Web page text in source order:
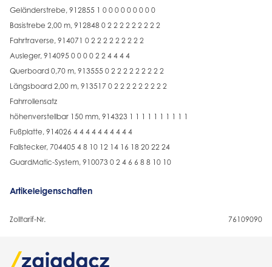
Geländerstrebe, 912855 1 0 0 0 0 0 0 0 0 0
Basistrebe 2,00 m, 912848 0 2 2 2 2 2 2 2 2 2
Fahrtraverse, 914071 0 2 2 2 2 2 2 2 2 2
Ausleger, 914095 0 0 0 0 2 2 4 4 4 4
Querboard 0,70 m, 913555 0 2 2 2 2 2 2 2 2 2
Längsboard 2,00 m, 913517 0 2 2 2 2 2 2 2 2 2
Fahrrollensatz
höhenverstellbar 150 mm, 914323 1 1 1 1 1 1 1 1 1 1
Fußplatte, 914026 4 4 4 4 4 4 4 4 4 4
Fallstecker, 704405 4 8 10 12 14 16 18 20 22 24
GuardMatic-System, 910073 0 2 4 6 6 8 8 10 10
Artikeleigenschaften
Zolltarif-Nr. 76109090